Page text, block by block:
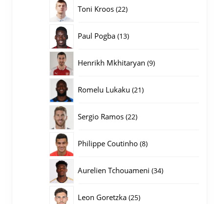
Toni Kroos 2222
Paul Pogba 1313
Henrikh Mkhitaryan 99
Romelu Lukaku 2121
Sergio Ramos 2222
Philippe Coutinho 88
Aurelien Tchouameni 3434
Leon Goretzka 2525